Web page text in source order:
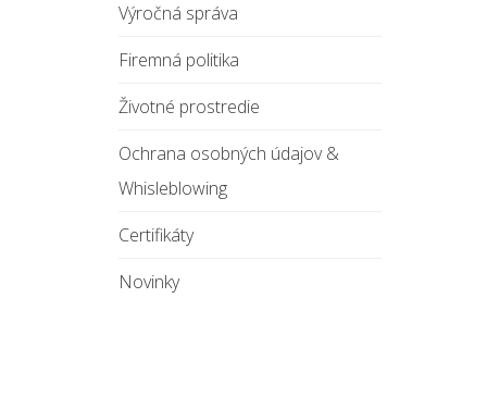
Výročná správa
Firemná politika
Životné prostredie
Ochrana osobných údajov &
Whisleblowing
Certifikáty
Novinky